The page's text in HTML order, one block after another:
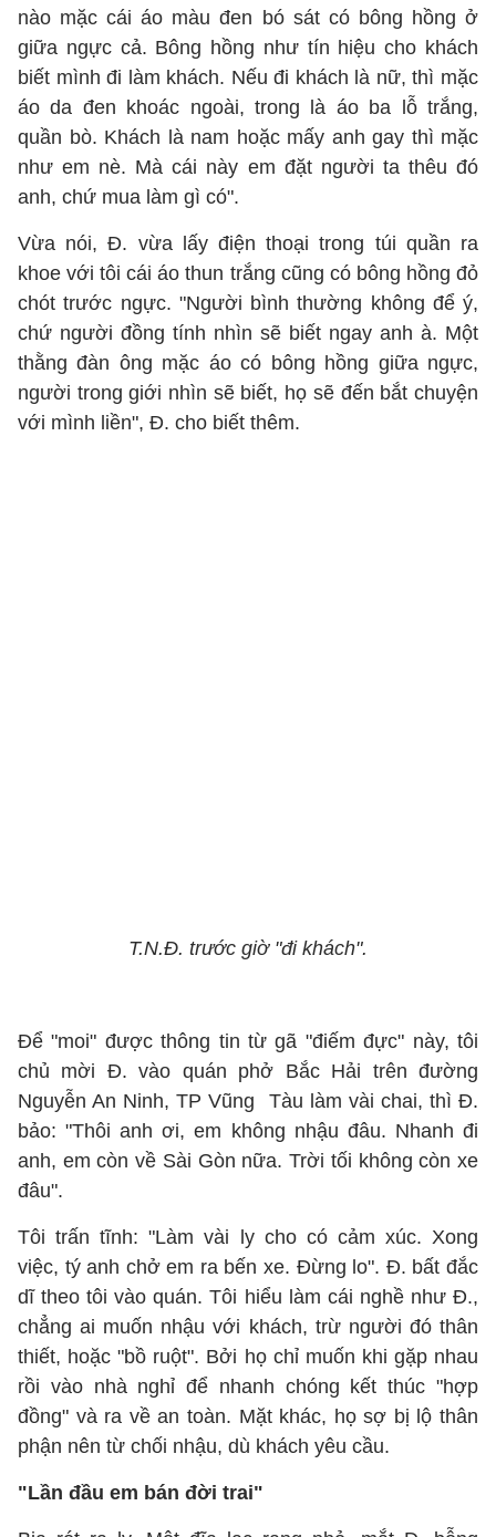
nào mặc cái áo màu đen bó sát có bông hồng ở
giữa ngực cả. Bông hồng như tín hiệu cho khách
biết mình đi làm khách. Nếu đi khách là nữ, thì mặc
áo da đen khoác ngoài, trong là áo ba lỗ trắng,
quần bò. Khách là nam hoặc mấy anh gay thì mặc
như em nè. Mà cái này em đặt người ta thêu đó
anh, chứ mua làm gì có".
Vừa nói, Đ. vừa lấy điện thoại trong túi quần ra
khoe với tôi cái áo thun trắng cũng có bông hồng đỏ
chót trước ngực. "Người bình thường không để ý,
chứ người đồng tính nhìn sẽ biết ngay anh à. Một
thằng đàn ông mặc áo có bông hồng giữa ngực,
người trong giới nhìn sẽ biết, họ sẽ đến bắt chuyện
với mình liền", Đ. cho biết thêm.
T.N.Đ. trước giờ "đi khách".
Để "moi" được thông tin từ gã "điếm đực" này, tôi
chủ mời Đ. vào quán phở Bắc Hải trên đường
Nguyễn An Ninh, TP Vũng Tàu làm vài chai, thì Đ.
bảo: "Thôi anh ơi, em không nhậu đâu. Nhanh đi
anh, em còn về Sài Gòn nữa. Trời tối không còn xe
đâu".
Tôi trấn tĩnh: "Làm vài ly cho có cảm xúc. Xong
việc, tý anh chở em ra bến xe. Đừng lo". Đ. bất đắc
dĩ theo tôi vào quán. Tôi hiểu làm cái nghề như Đ.,
chẳng ai muốn nhậu với khách, trừ người đó thân
thiết, hoặc "bồ ruột". Bởi họ chỉ muốn khi gặp nhau
rồi vào nhà nghỉ để nhanh chóng kết thúc "hợp
đồng" và ra về an toàn. Mặt khác, họ sợ bị lộ thân
phận nên từ chối nhậu, dù khách yêu cầu.
"Lần đầu em bán đời trai"